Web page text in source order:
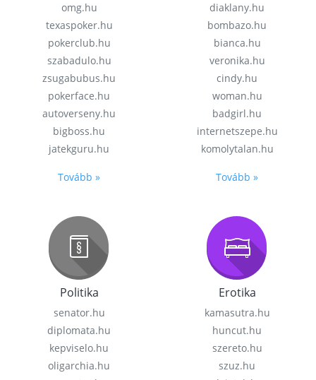
omg.hu
texaspoker.hu
pokerclub.hu
szabadulo.hu
zsugabubus.hu
pokerface.hu
autoverseny.hu
bigboss.hu
jatekguru.hu
Tovább »
diaklany.hu
bombazo.hu
bianca.hu
veronika.hu
cindy.hu
woman.hu
badgirl.hu
internetszepe.hu
komolytalan.hu
Tovább »
Politika
senator.hu
diplomata.hu
kepviselo.hu
oligarchia.hu
Erotika
kamasutra.hu
huncut.hu
szereto.hu
szuz.hu